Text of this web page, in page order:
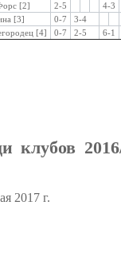
[2] 2-5
4-3
[3] 0-7
3-4
[4] 0-7 2-5 6-1
клубов
2017 г.